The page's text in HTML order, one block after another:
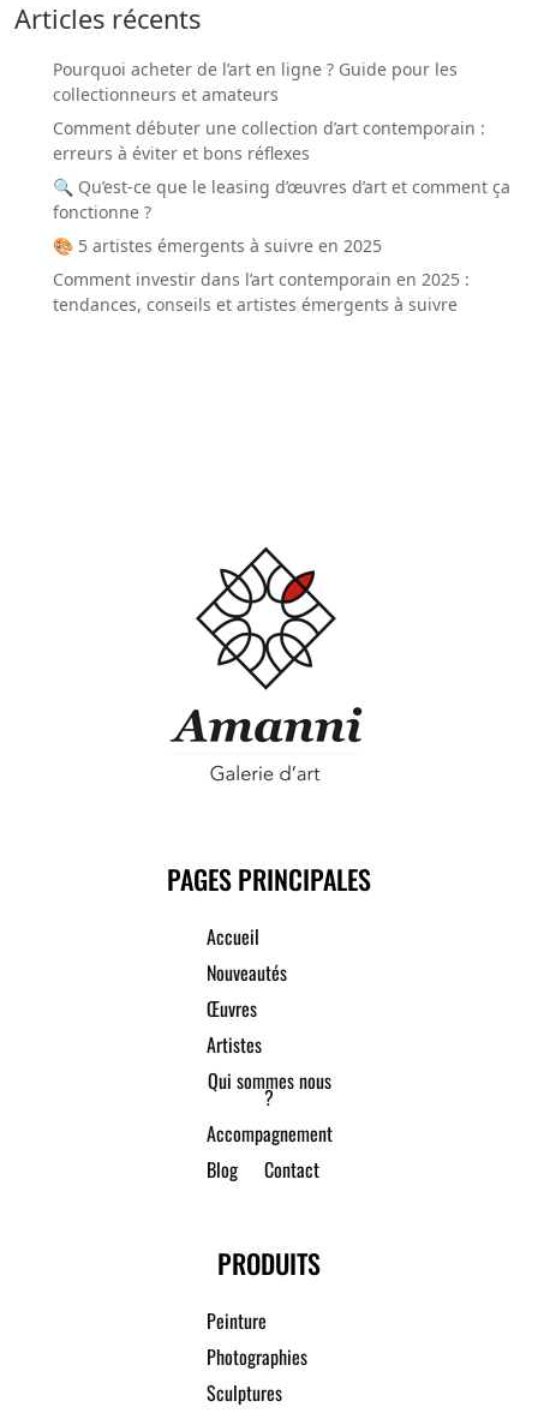
Articles récents
Pourquoi acheter de l’art en ligne ? Guide pour les
collectionneurs et amateurs
Comment débuter une collection d’art contemporain :
erreurs à éviter et bons réflexes
🔍 Qu’est-ce que le leasing d’œuvres d’art et comment ça
fonctionne ?
🎨 5 artistes émergents à suivre en 2025
Comment investir dans l’art contemporain en 2025 :
tendances, conseils et artistes émergents à suivre
PAGES PRINCIPALES
Accueil
Nouveautés
Œuvres
Artistes
Qui sommes nous
?
Accompagnement
Blog
Contact
PRODUITS
Peinture
Photographies
Sculptures